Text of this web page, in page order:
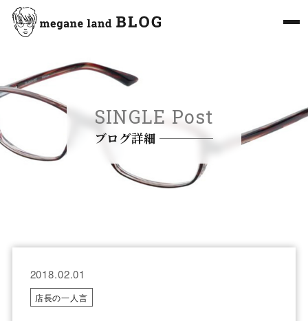
SINGLE Post
ブログ詳細
2018.02.01
店長の一人言